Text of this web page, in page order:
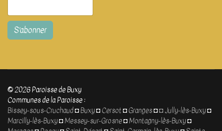
S’abonner
© 2026 Paroisse de Buxy
Communes de la Paroisse :
Bissey-sous-Cruchaud◘Buxy◘Cersot◘Granges◘◘Jully-lès-Buxy◘
Marcilly-lès-Buxy◘Messey-sur-Grosne◘Montagny-lès-Buxy◘